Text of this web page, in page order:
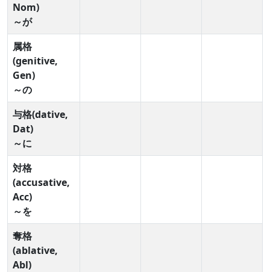
Nom)
～が
属格
(genitive,
Gen)
～の
与格(dative,
Dat)
～に
対格
(accusative,
Acc)
～を
奪格
(ablative,
Abl)